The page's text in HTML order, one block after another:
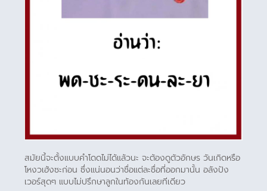
สมัยนี้จะตั้งแบบคำโดดไม่ได้แล้วนะ จะต้องดูตัวอักษร วันเกิดหรือ
โหงวเฮ้งซะก่อน ซึ่งแน่นอนว่าชื่อแต่ละชื่อที่ออกมานั้น อลังปัง
เวอร์สุดๆ แบบไม่ปรึกษาลูกในท้องกันเลยทีเดียว